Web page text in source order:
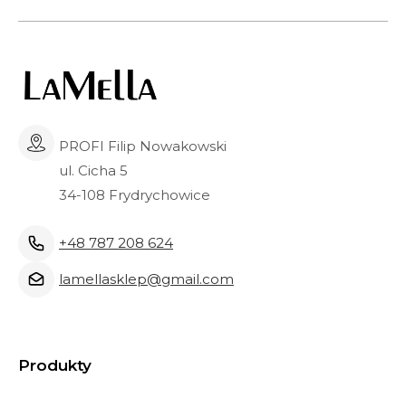
PROFI Filip Nowakowski
ul. Cicha 5
34-108 Frydrychowice
+48 787 208 624
lamellasklep@gmail.com
Produkty